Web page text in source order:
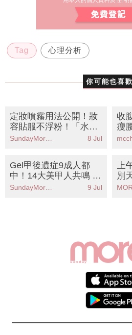
Tag 心理分析
你可能也喜歡
定妝噴霧用法公開！妝
容貼服不浮粉！「水彈
女王」權恩妃靠1招打
造防水妝！
8 Jul
收
瘦
Gel甲後遺症9成人都
中！14大美甲人共鳴 附
5個護甲法改善甲面變
黃變薄
9 Jul
上
別
出
民